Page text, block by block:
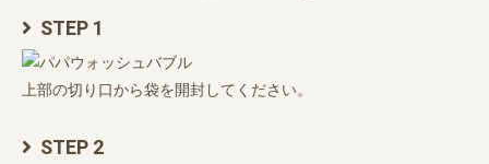
STEP 1
上部の切り口から袋を開封してください。
STEP 2